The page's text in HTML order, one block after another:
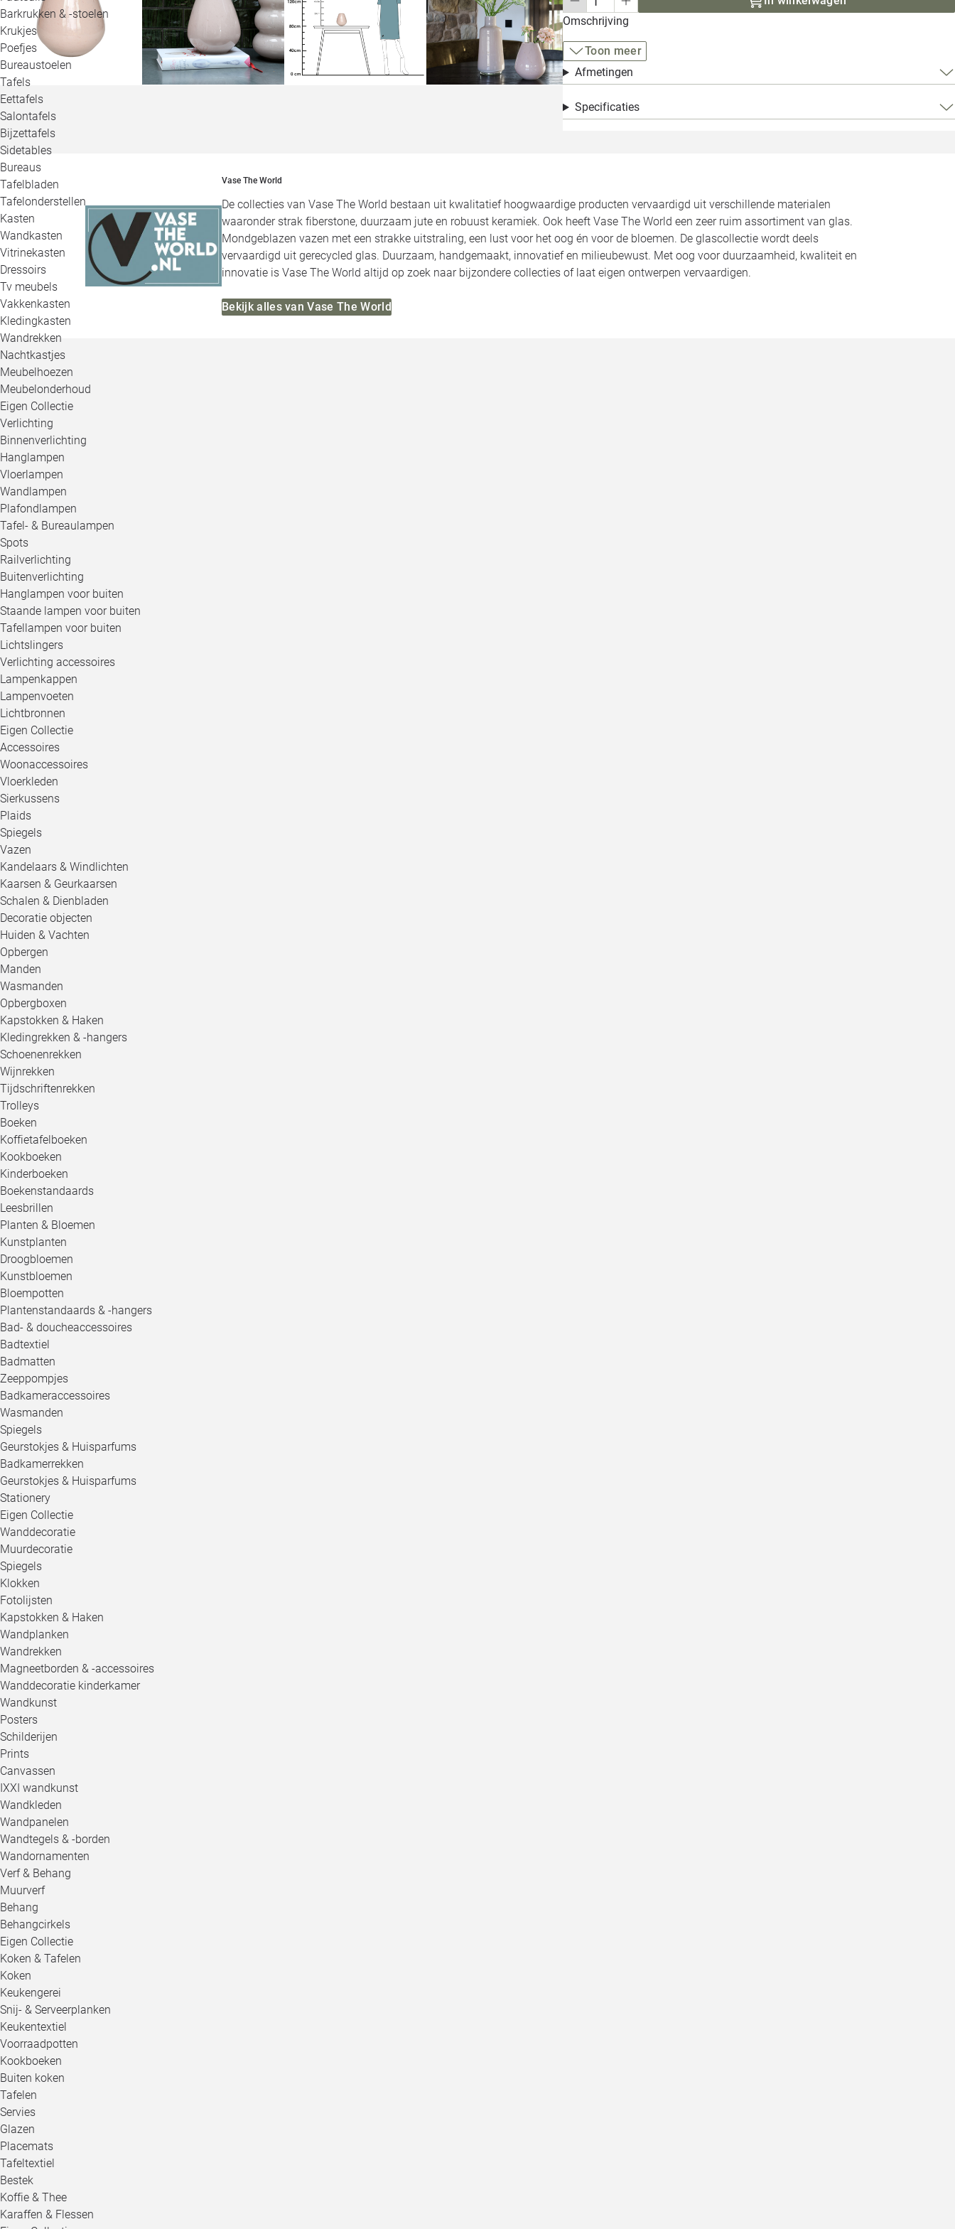
Barkrukken & -stoelen
Krukjes
Poefjes
Bureaustoelen
Tafels
Eettafels
Salontafels
Bijzettafels
Sidetables
Bureaus
Tafelbladen
Tafelonderstellen
Kasten
Wandkasten
Vitrinekasten
Dressoirs
Tv meubels
Vakkenkasten
Kledingkasten
Wandrekken
Nachtkastjes
Meubelhoezen
Meubelonderhoud
Eigen Collectie
Verlichting
Binnenverlichting
Hanglampen
Vloerlampen
Wandlampen
Plafondlampen
Tafel- & Bureaulampen
Spots
Railverlichting
Buitenverlichting
Hanglampen voor buiten
Staande lampen voor buiten
Tafellampen voor buiten
Lichtslingers
Verlichting accessoires
Lampenkappen
Lampenvoeten
Lichtbronnen
Eigen Collectie
Accessoires
Woonaccessoires
Vloerkleden
Sierkussens
Plaids
Spiegels
Vazen
Kandelaars & Windlichten
Kaarsen & Geurkaarsen
Schalen & Dienbladen
Decoratie objecten
Huiden & Vachten
Opbergen
Manden
Wasmanden
Opbergboxen
Kapstokken & Haken
Kledingrekken & -hangers
Schoenenrekken
Wijnrekken
Tijdschriftenrekken
Trolleys
Boeken
Koffietafelboeken
Kookboeken
Kinderboeken
Boekenstandaards
Leesbrillen
Planten & Bloemen
Kunstplanten
Droogbloemen
Kunstbloemen
Bloempotten
Plantenstandaards & -hangers
Bad- & doucheaccessoires
Badtextiel
Badmatten
Zeeppompjes
Badkameraccessoires
Wasmanden
Spiegels
Geurstokjes & Huisparfums
Badkamerrekken
Geurstokjes & Huisparfums
Stationery
Eigen Collectie
Wanddecoratie
Muurdecoratie
Spiegels
Klokken
Fotolijsten
Kapstokken & Haken
Wandplanken
Wandrekken
Magneetborden & -accessoires
Wanddecoratie kinderkamer
Wandkunst
Posters
Schilderijen
Prints
Canvassen
IXXI wandkunst
Wandkleden
Wandpanelen
Wandtegels & -borden
Wandornamenten
Verf & Behang
Muurverf
Behang
Behangcirkels
Eigen Collectie
Koken & Tafelen
Koken
Keukengerei
Snij- & Serveerplanken
Keukentextiel
Voorraadpotten
Kookboeken
Buiten koken
Tafelen
Servies
Glazen
Placemats
Tafeltextiel
Bestek
Koffie & Thee
Karaffen & Flessen
Alle
Omschrijving
Toon meer
Afmetingen
Specificaties
Vase The World
De collecties van Vase The World bestaan uit kwalitatief hoogwaardige producten vervaardigd uit verschillende materialen
waaronder strak fiberstone, duurzaam jute en robuust keramiek. Ook heeft Vase The World een zeer ruim assortiment van glas.
Mondgeblazen vazen met een strakke uitstraling, een lust voor het oog én voor de bloemen. De glascollectie wordt deels
vervaardigd uit gerecycled glas. Duurzaam, handgemaakt, innovatief en milieubewust. Met oog voor duurzaamheid, kwaliteit en
innovatie is Vase The World altijd op zoek naar bijzondere collecties of laat eigen ontwerpen vervaardigen.
Bekijk alles van Vase The World